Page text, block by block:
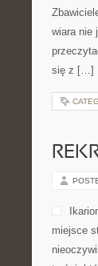
wiara nie
się z […]
miejsce